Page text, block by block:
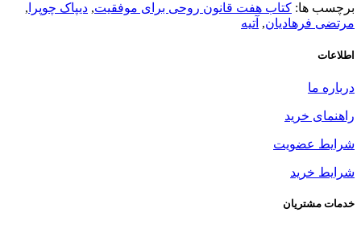
برچسب ها: کتاب هفت قانون روحی برای موفقیت, دیپاک چوپرا ,
مرتضی فرهادیان, آتیه
اطلاعات
درباره ما
راهنمای خرید
شرایط عضویت
شرایط خرید
خدمات مشتریان